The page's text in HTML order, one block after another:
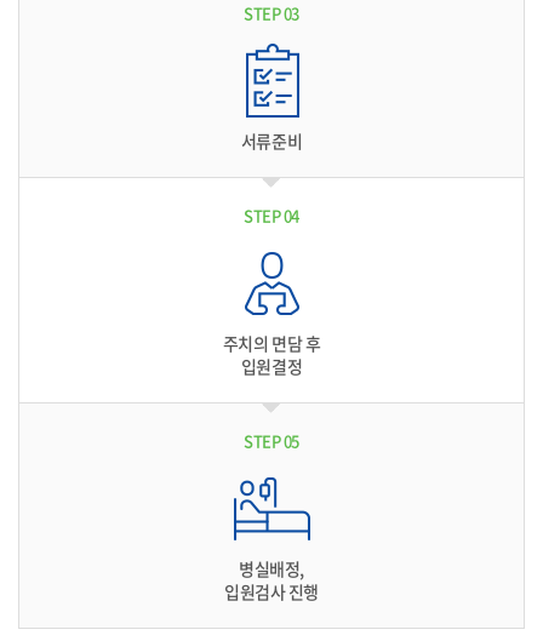
STEP 03
서류준비
STEP 04
주치의 면담 후
입원결정
STEP 05
병실배정,
입원검사 진행